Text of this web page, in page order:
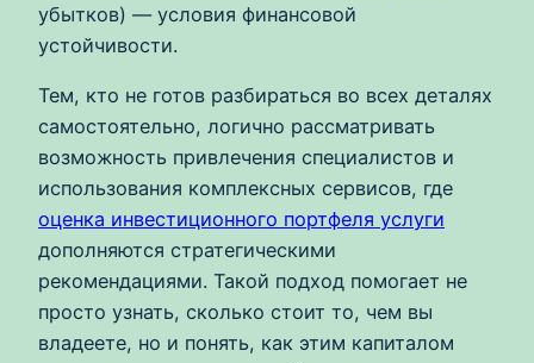
убытков) — условия финансовой
устойчивости.
Тем, кто не готов разбираться во всех деталях
самостоятельно, логично рассматривать
возможность привлечения специалистов и
использования комплексных сервисов, где
оценка инвестиционного портфеля услуги
дополняются стратегическими
рекомендациями. Такой подход помогает не
просто узнать, сколько стоит то, чем вы
владеете, но и понять, как этим капиталом